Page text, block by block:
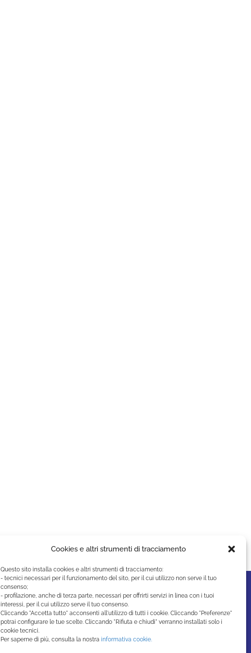
Cookies e altri strumenti di tracciamento
Questo sito installa cookies e altri strumenti di tracciamento:
- tecnici necessari per il funzionamento del sito, per il cui utilizzo non serve il tuo
consenso;
- profilazione, anche di terza parte, necessari per offrirti servizi in linea con i tuoi
interessi, per il cui utilizzo serve il tuo consenso.
Cliccando "Accetta tutto" acconsenti all'utilizzo di tutti i cookie. Cliccando "Preferenze"
potrai configurare le tue scelte. Cliccando "Rifiuta e chiudi" verranno installati solo i
cookie tecnici.
Per saperne di più, consulta la nostra informativa cookie.